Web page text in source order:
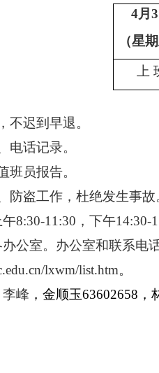
4月 3
（星
上
不迟到早退。
电话记录。
班员报告。
防盗工作，杜绝发生事故
午8:30-11:30 ，下午14:30-
公室。办公室和联系电
lxwm/list.htm。
峰 ，金顺玉63602658 ，